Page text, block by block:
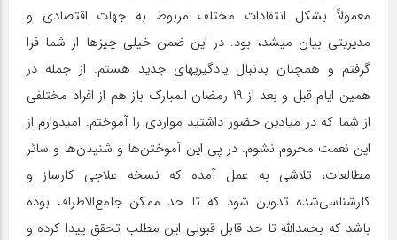
معمولاً بشکل انتقادات مختلف مربوط به جهات اقتصادی و
مدیریتی بیان میشد، بود. در این ضمن خیلی چیزها از شما فرا
گرفتم و همچنان بدنبال یادگیریهای جدید هستم. از جمله در
همین ایام قبل و بعد از ۱۹ رمضان المبارک باز هم از افراد مختلفی
از شما که در میادین حضور داشتید مواردی را آموختم. امیدوارم از
این نعمت محروم نشوم. در پی این آموختن‌ها و شنیدن‌ها و سائر
مطالعات، تلاشی به عمل آمده که نسخه علاجی کارساز و
کارشناسی‌شده تدوین شود که تا حد ممکن جامع‌الاطراف بوده
باشد که بحمدالله تا حد قابل قبولی این مطلب تحقق پیدا کرده و